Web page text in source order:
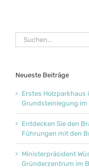
Suche
nach:
Neueste Beiträge
Erstes Holzparkhaus
Grundsteinlegung
Entdecken Sie den
Führungen mit den
Ministerpräsident
Gründerzentrum im